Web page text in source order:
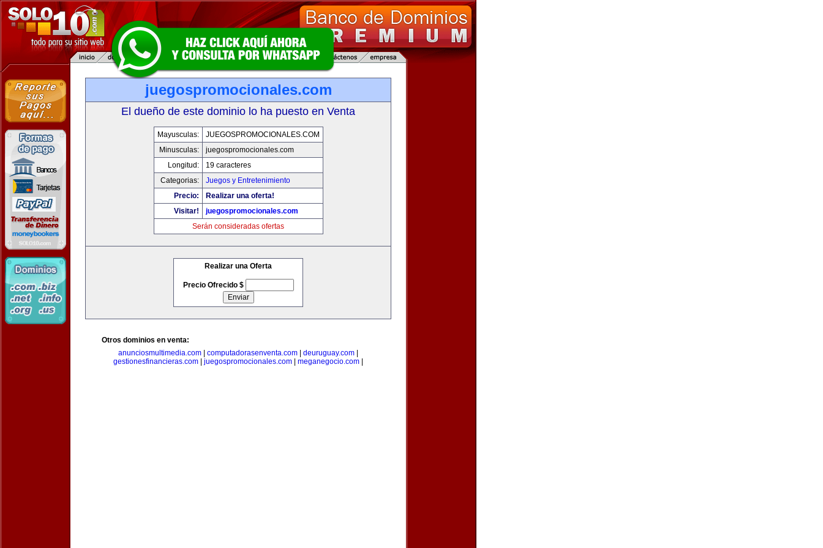
juegospromocionales.com
El dueño de este dominio lo ha puesto en Venta
Mayusculas:
JUEGOSPROMOCIONALES.COM
Minusculas:
juegospromocionales.com
Longitud:
19 caracteres
Categorias:
Juegos y Entretenimiento
Precio:
Realizar una oferta!
Visitar!
juegospromocionales.com
Serán consideradas ofertas
Realizar una Oferta
Precio Ofrecido $
Otros dominios en venta:
anunciosmultimedia.com
computadorasenventa.com deuruguay.com
gestionesfinancieras.com
juegospromocionales.com meganegocio.com